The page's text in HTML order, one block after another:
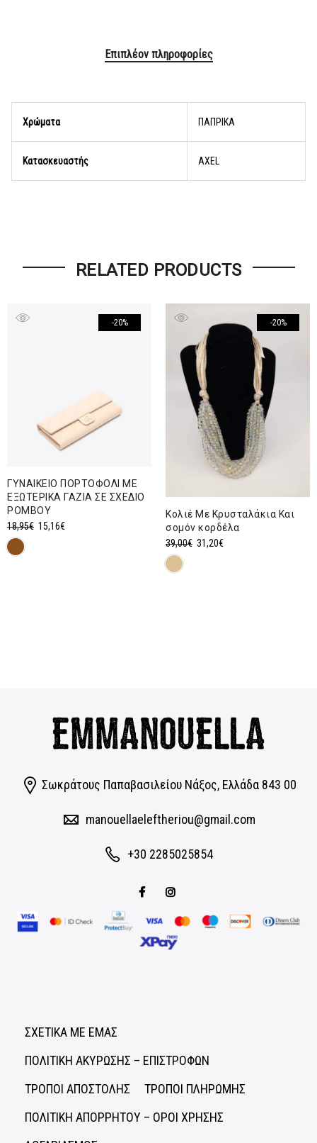
Επιπλέον πληροφορίες
Χρώματα ΠΑΠΡΙΚΑ
Κατασκευαστής AXEL
RELATED PRODUCTS
-20%
ΓΥΝΑΙΚΕΙΟ ΠΟΡΤΟΦΟΛΙ ΜΕ
ΕΞΩΤΕΡΙΚΑ ΓΑΖΙΑ ΣΕ ΣΧΕΔΙΟ
ΡΟΜΒΟΥ
18,95€ Original
15,16€Η
-20%
Kολιέ Mε Κρυσταλάκια Και
σομόν κορδέλα
39,00€ Original
31,20€Η
Σωκράτους Παπαβασιλείου Νάξος, Eλλάδα 843 00
manouellaeleftheriou@gmail.com
+30 2285025854
ΣΧΕΤΙΚΑ ΜΕ ΕΜΑΣ
ΠΟΛΙΤΙΚΗ ΑΚΥΡΩΣΗΣ – ΕΠΙΣΤΡΟΦΩΝ
ΤΡΟΠΟΙ ΑΠΟΣΤΟΛΗΣ
ΤΡΟΠΟΙ ΠΛΗΡΩΜΗΣ
ΠΟΛΙΤΙΚΗ ΑΠΟΡΡΗΤΟΥ – ΟΡΟΙ ΧΡΗΣΗΣ